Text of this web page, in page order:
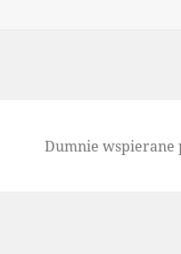
Dumnie wspierane